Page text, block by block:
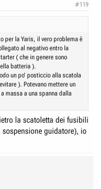
#119
per la Yaris, il vero problema è
al negativo entro la
( che in genere sono
batteria ).
un po' posticcio alla scatola
). Potevano mettere un
massa a una spanna dalla
la scatoletta dei fusibili
guidatore), io